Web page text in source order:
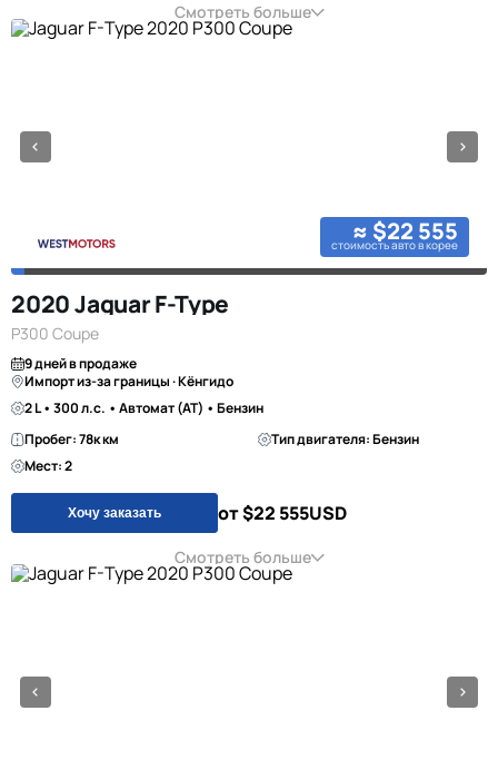
Смотреть больше
≈ $22 555
стоимость авто в корее
2020 Jaguar F-Type
P300 Coupe
9 дней в продаже
Импорт из-за границы · Кёнгидо
2 L • 300 л.с. • Автомат (AT) • Бензин
Пробег: 78к км
Тип двигателя: Бензин
Мест: 2
Хочу заказать от $22 555USD
Смотреть больше